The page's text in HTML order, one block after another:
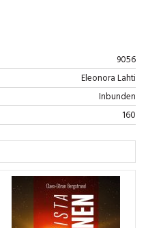
9056
Eleonora Lahti
Inbunden
160